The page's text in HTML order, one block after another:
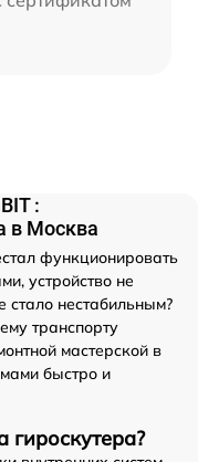
:
в Москва
функционировать
устройство не
стало нестабильным?
транспорту
мастерской в
быстро и